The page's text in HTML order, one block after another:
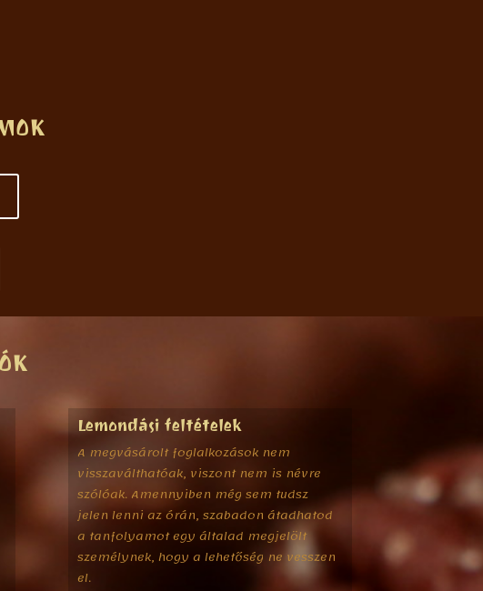
Lemondási feltételek
A megvásárolt foglalkozások nem
visszaválthatóak, viszont nem is névre
szólóak. Amennyiben még sem tudsz
jelen lenni az órán, szabadon átadhatod
a tanfolyamot egy általad megjelölt
személynek, hogy a lehetőség ne vesszen
el.